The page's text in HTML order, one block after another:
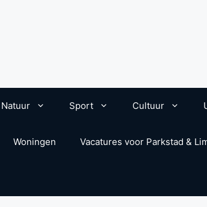
Sport Cultuur
Woningen Vacatures voor Parkstad &